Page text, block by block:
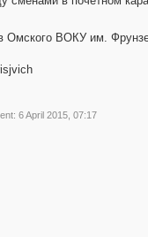
Омского ВОКУ им.
6 April 2015, 07:17